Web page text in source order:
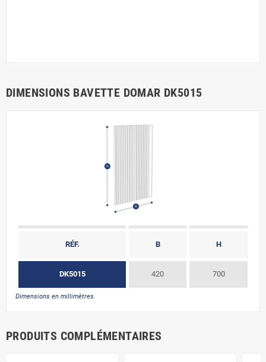
DIMENSIONS BAVETTE DOMAR DK5015
RÉF. B H
DK5015 420 700
Dimensions en millimètres.
PRODUITS COMPLÉMENTAIRES